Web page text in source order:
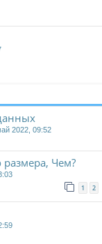
2022, 09:52
Чем?
1 2